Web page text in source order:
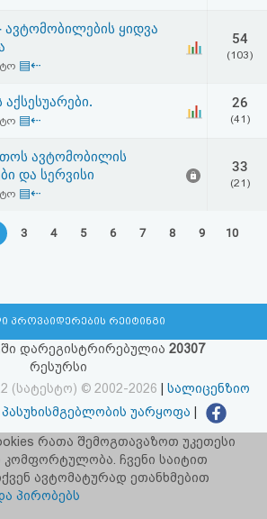
ავტომობილების ყიდვა
▤⇠
54
(103)
აქსესუარები.
▤⇠
26
(41)
ავტომობილის
და სერვისი
▤⇠
33
(21)
3 4 5 6 7 8 9 10
პროვაიდერების რეიტინგი
დარეგისტრირებულია 20307
რესურსი
(სატესტო) © 2002-2026
სალიცენზიო
უარყოფა
facebook.com/TOP.GE
- ის ძველი ვერსია ბმულზე
რათა შემოგთავაზოთ უკეთესი
კომფორტულობა. ჩვენი საიტით
ავტომატურად ეთანხმებით
პირობებს